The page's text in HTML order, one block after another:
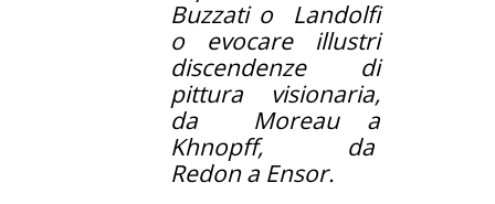
Buzzati o Landolfi
o evocare illustri
discendenze di
pittura visionaria,
da Moreau a
Khnopff, da
Redon a Ensor.